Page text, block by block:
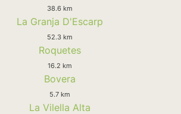
38.6 km
La Granja D'Escarp
52.3 km
Roquetes
16.2 km
Bovera
5.7 km
La Vilella Alta